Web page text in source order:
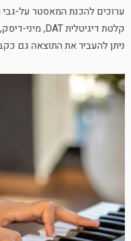
קלטת דיגיטלית DAT, מיני-דיסק, סליל מגנטי או קלטות אודיו.
ניתן להעביר את התוצאה גם